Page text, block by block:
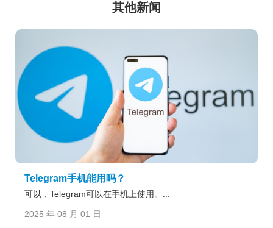
其他新闻
Telegram手机能用吗？
可以，Telegram可以在手机上使用。...
2025 年 08 月 01 日